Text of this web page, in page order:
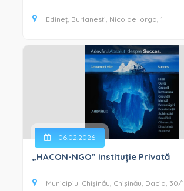
Edineț, Burlanesti, Nicolae Iorga, 1
06.02.2026
„HACON-NGO” Instituție Privată
Municipiul Chișinău, Chișinău, Dacia, 30/1